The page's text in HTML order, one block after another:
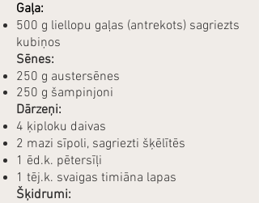
Gaļa:
500 g liellopu gaļas (antrekots) sagriezts
kubiņos
Sēnes:​
250 g austersēnes
250 g šampinjoni
Dārzeņi:​
4 ķiploku daivas
2 mazi sīpoli, sagriezti šķēlītēs
1 ēd.k. pētersīļi
1 tēj.k. svaigas timiāna lapas
Šķidrumi: